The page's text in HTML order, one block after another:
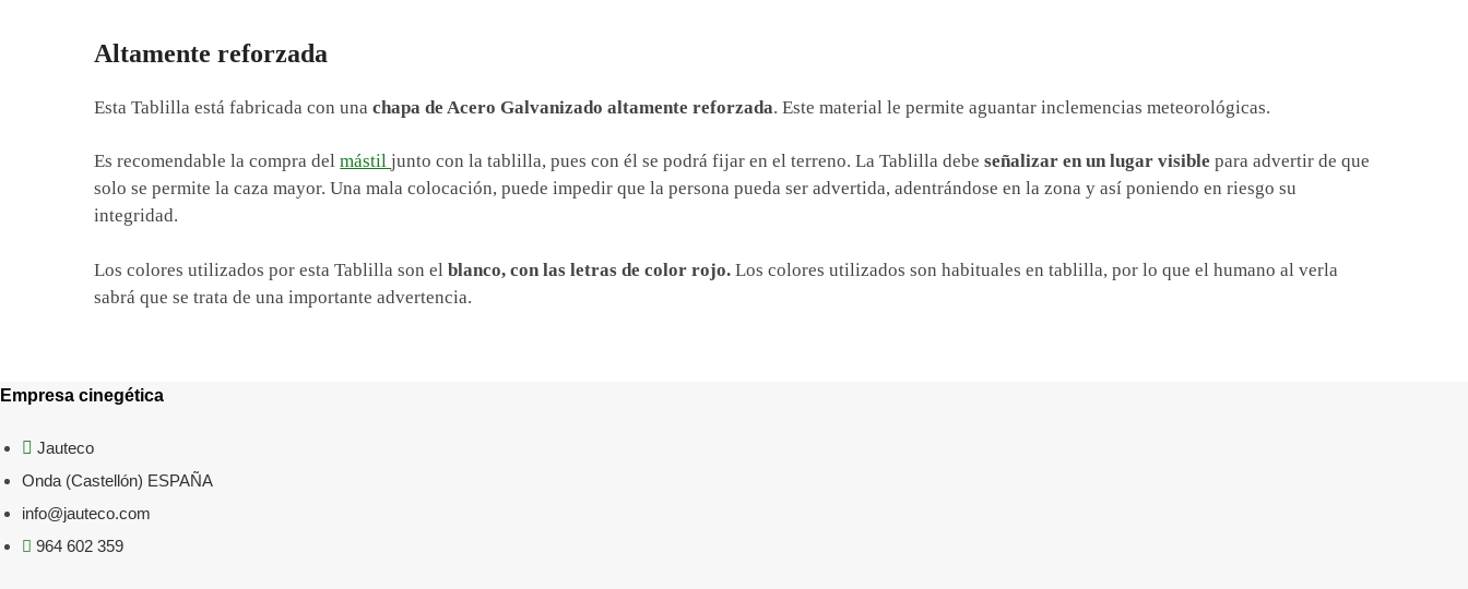
Altamente reforzada
Esta Tablilla está fabricada con una chapa de Acero Galvanizado altamente reforzada. Este material le permite aguantar inclemencias meteorológicas.
Es recomendable la compra delmástiljunto con la tablilla, pues con él se podrá fijar en el terreno. La Tablilla debeseñalizar en un lugar visible para advertir de que
solo se permite la caza mayor. Una mala colocación, puede impedir que la persona pueda ser advertida, adentrándose en la zona y así poniendo en riesgo su
integridad.
Los colores utilizados por esta Tablilla son el blanco, con las letras de color rojo.Los colores utilizados son habituales en tablilla, por lo que el humano al verla
sabrá que se trata de una importante advertencia.
Empresa cinegética
Jauteco
Onda (Castellón) ESPAÑA
info@jauteco.com
964 602 359